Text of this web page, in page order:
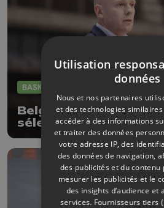
BASKET
Belgian Lions : Lionel
sélectionneur
Utilisation
données
Nous et nos partenaires
et des technologies
accéder à des informations
et traiter des données
votre adresse IP, des
des données de navigation,
des publicités et du contenu
mesurer les publicités et le
des insights d’audience et
services. Fournisseurs tiers